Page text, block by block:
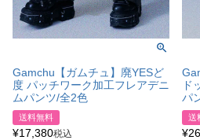
Gamchu【ガムチュ】廃YESど
度 パッチワーク加工フレアデニ
ムパンツ/全2色
送料無料
¥17,380税込
ド
パ
送
¥